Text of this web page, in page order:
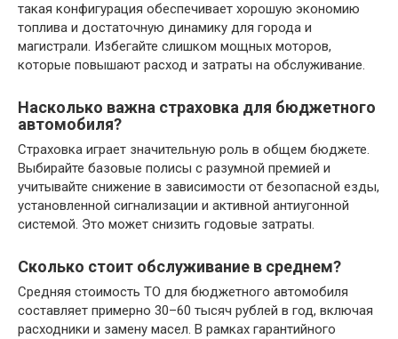
такая конфигурация обеспечивает хорошую экономию
топлива и достаточную динамику для города и
магистрали. Избегайте слишком мощных моторов,
которые повышают расход и затраты на обслуживание.
Насколько важна страховка для бюджетного
автомобиля?
Страховка играет значительную роль в общем бюджете.
Выбирайте базовые полисы с разумной премией и
учитывайте снижение в зависимости от безопасной езды,
установленной сигнализации и активной антиугонной
системой. Это может снизить годовые затраты.
Сколько стоит обслуживание в среднем?
Средняя стоимость ТО для бюджетного автомобиля
составляет примерно 30–60 тысяч рублей в год, включая
расходники и замену масел. В рамках гарантийного